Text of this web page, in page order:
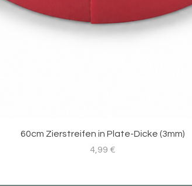
60cm Zierstreifen in Plate-Dicke (3mm)
Preis
4,99 €